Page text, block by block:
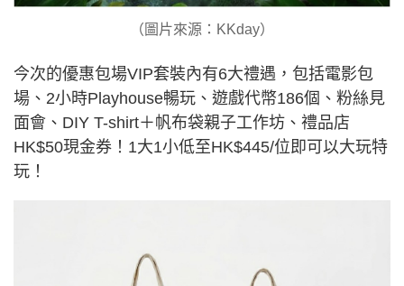
（圖片來源：KKday）
今次的優惠包場VIP套裝內有6大禮遇，包括電影包
場、2小時Playhouse暢玩、遊戲代幣186個、粉絲見
面會、DIY T-shirt＋帆布袋親子工作坊、禮品店
HK$50現金券！1大1小低至HK$445/位即可以大玩特
玩！